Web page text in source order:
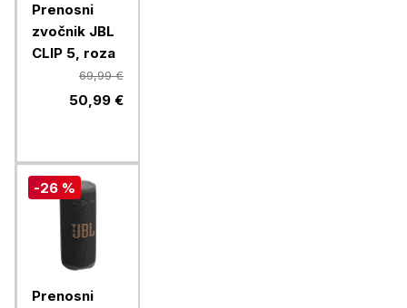
Prenosni
zvočnik JBL
CLIP 5, roza
69,99 €
50,99 €
-26 %
Prenosni